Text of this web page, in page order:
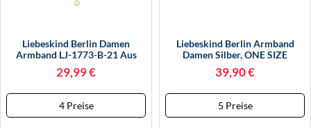
Liebeskind Berlin Damen
Armband LJ-1773-B-21 Aus
Edelstahl In IP Gold
29,99 €
4 Preise
Liebeskind Berlin Armband
Damen Silber, ONE SIZE
39,90 €
5 Preise